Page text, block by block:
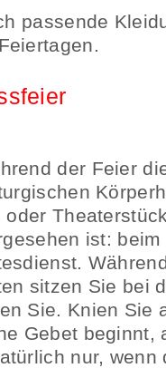
passende
der Feier
oder
ist:
sitzen Sie bei
Sie. Knien Sie
Gebet beginnt,
nur, wenn